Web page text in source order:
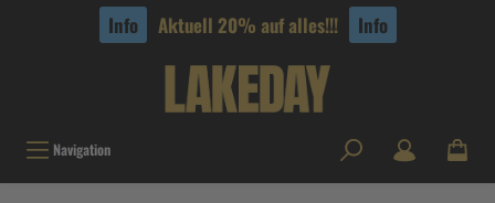
Info Aktuell 20% auf alles!!! Info
Navigation